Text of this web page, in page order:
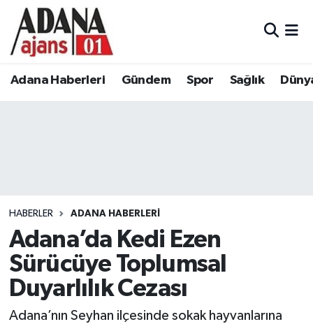
Adana Haberleri Gündem Spor Sağlık
HABERLER ADANA HABERLERI
Adana’da Kedi Ezen
Sürücüye Toplumsal
Duyarlılık Cezası
Adana’nın Seyhan ilçesinde sokak hayvanlarına
Adana Haberleri
Eğitim
Siyaset
Ekonomi
Adana Nöbetçi Eczaneler
Tüm Manşetler
Son Dakika Haberleri
Haber Arşivi